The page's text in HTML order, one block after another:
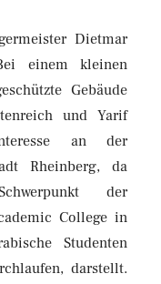
Dietmar
einem kleinen
Gebäude
und Yarif
an der
Rheinberg, da
der
College in
Studenten
darstellt.